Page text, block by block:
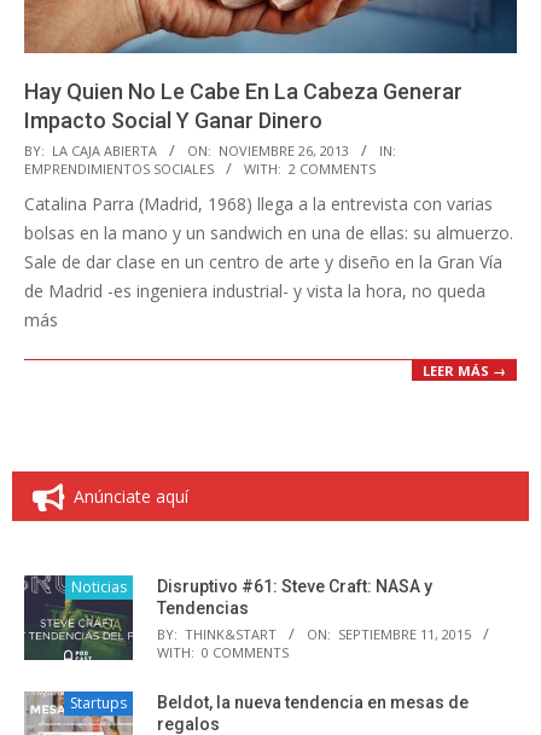
Hay Quien No Le Cabe En La Cabeza Generar
Impacto Social Y Ganar Dinero
2013-
11-
26
BY: LA CAJA ABIERTA ON: NOVIEMBRE 26, 2013
IN:
EMPRENDIMIENTOS SOCIALES
WITH: 2 COMMENTS
Catalina Parra (Madrid, 1968) llega a la entrevista con varias
bolsas en la mano y un sandwich en una de ellas: su almuerzo.
Sale de dar clase en un centro de arte y diseño en la Gran Vía
de Madrid -es ingeniera industrial- y vista la hora, no queda
más
LEER MÁS →
Anúnciate aquí
Noticias
Disruptivo #61: Steve Craft: NASA y
Tendencias
BY: THINK&START ON: SEPTIEMBRE 11, 2015
WITH: 0 COMMENTS
Startups
Beldot, la nueva tendencia en mesas de
regalos